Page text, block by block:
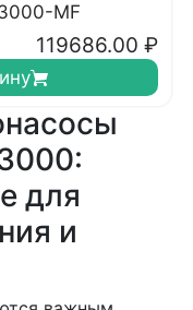
MF
119686.00 ₽
для
и